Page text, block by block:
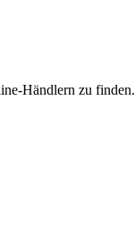
Händlern zu finden.